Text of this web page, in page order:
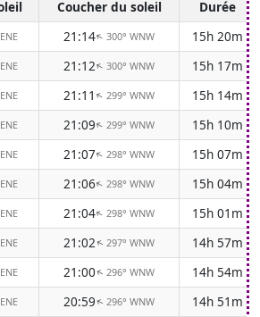
Coucher du soleil
Durée
21:14↑300° WNW
15h 20m
21:12↑300° WNW
15h 17m
21:11 ↑299° WNW
15h 14m
21:09↑299° WNW
15h 10m
21:07↑298° WNW
15h 07m
21:06↑298° WNW
15h 04m
21:04↑298° WNW
15h 01m
21:02↑297° WNW
14h 57m
21:00↑296° WNW
14h 54m
20:59↑296° WNW
14h 51m